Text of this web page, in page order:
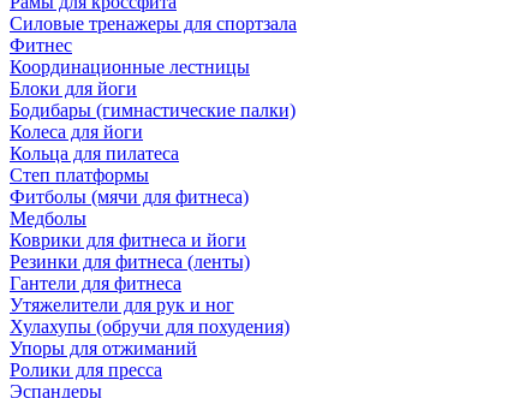
Силовые тренажеры для спортзала
Фитнес
Координационные лестницы
Блоки для йоги
Бодибары (гимнастические палки)
Колеса для йоги
Кольца для пилатеса
Степ платформы
Фитболы (мячи для фитнеса)
Медболы
Коврики для фитнеса и йоги
Резинки для фитнеса (ленты)
Гантели для фитнеса
Утяжелители для рук и ног
Хулахупы (обручи для похудения)
Упоры для отжиманий
Ролики для пресса
Эспандеры